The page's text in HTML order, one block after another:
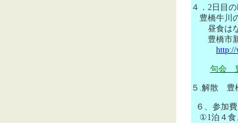
４． 2 日目
豊橋牛川
昼食は
豊橋市
http://
句会
５ .解散 豊
６、参加
①1泊４